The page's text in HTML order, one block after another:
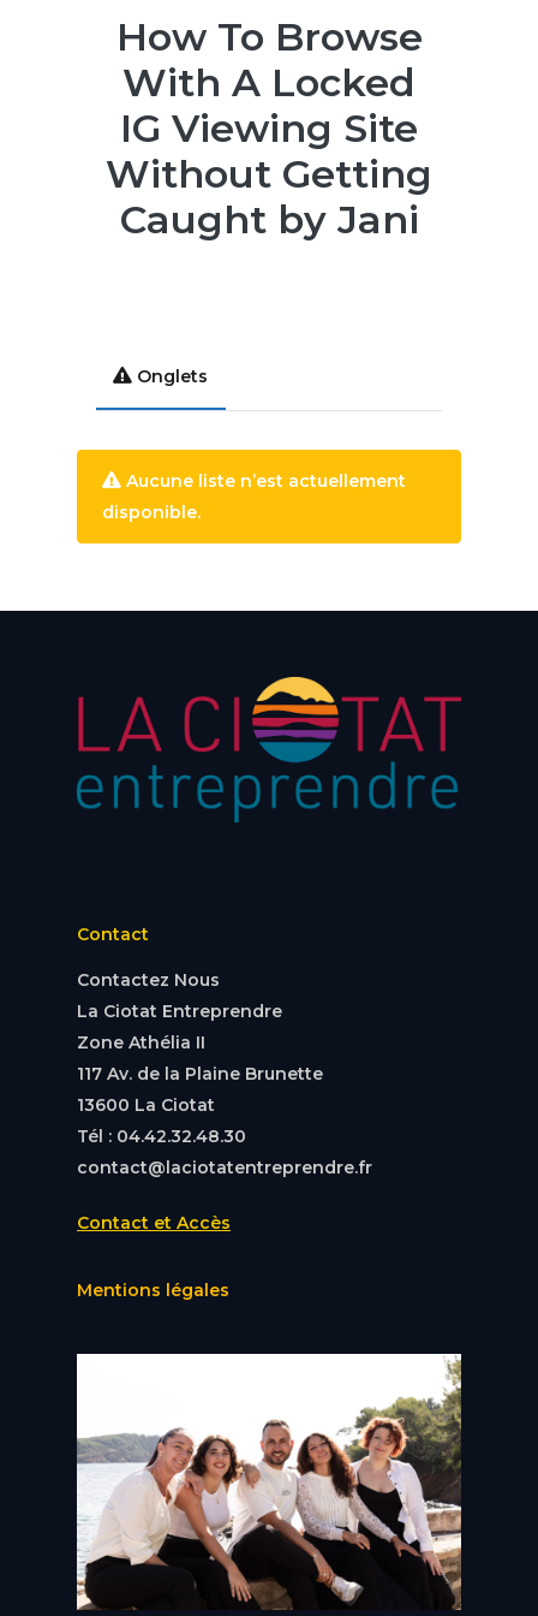
How To Browse
With A Locked
IG Viewing Site
Without Getting
Caught by Jani
Onglets
Aucune liste n’est actuellement
disponible.
Contact
Contactez Nous
La Ciotat Entreprendre
Zone Athélia II
117 Av. de la Plaine Brunette
13600 La Ciotat
Tél : 04.42.32.48.30
contact@laciotatentreprendre.fr
Contact et Accès
Mentions légales